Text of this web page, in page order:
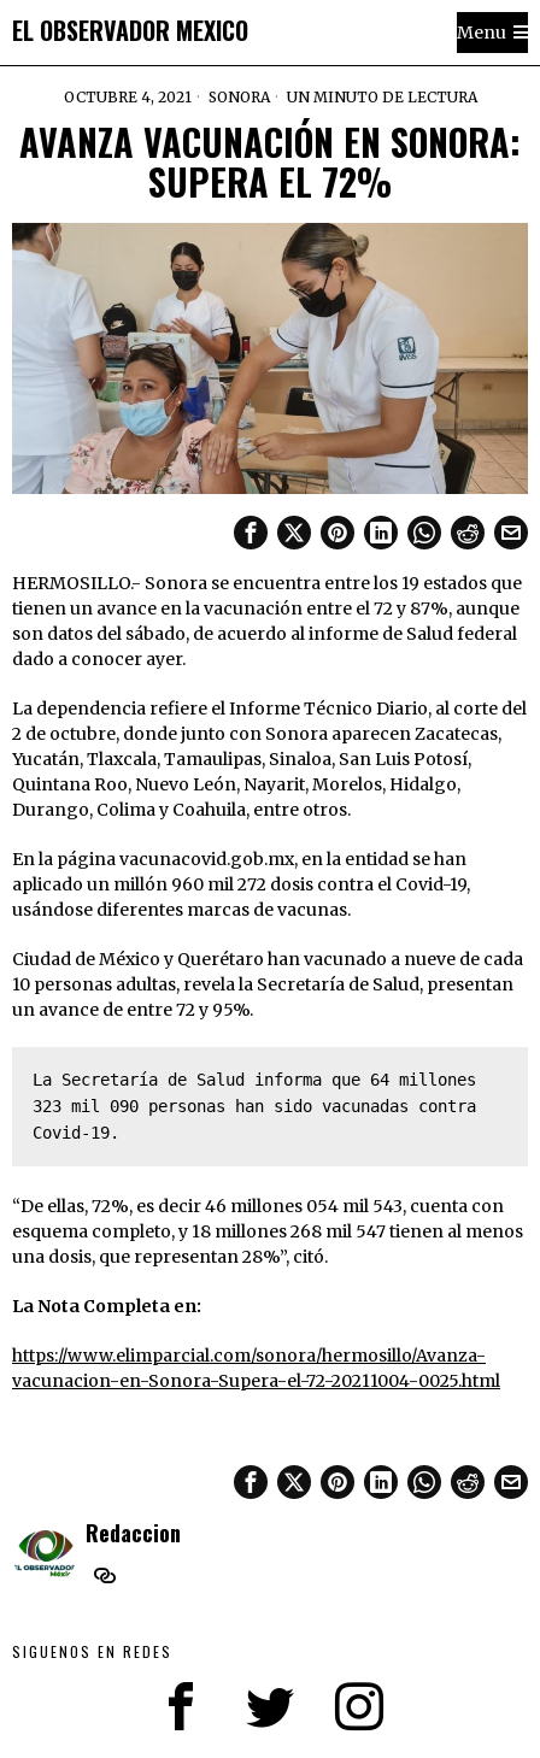
EL OBSERVADOR MEXICO Menu
OCTUBRE 4, 2021 SONORA UN MINUTO DE LECTURA
AVANZA VACUNACIÓN EN SONORA:
SUPERA EL 72%
HERMOSILLO.- Sonora se encuentra entre los 19 estados que
tienen un avance en la vacunación entre el 72 y 87%, aunque
son datos del sábado, de acuerdo al informe de Salud federal
dado a conocer ayer.
La dependencia refiere el Informe Técnico Diario, al corte del
2 de octubre, donde junto con Sonora aparecen Zacatecas,
Yucatán, Tlaxcala, Tamaulipas, Sinaloa, San Luis Potosí,
Quintana Roo, Nuevo León, Nayarit, Morelos, Hidalgo,
Durango, Colima y Coahuila, entre otros.
En la página vacunacovid.gob.mx, en la entidad se han
aplicado un millón 960 mil 272 dosis contra el Covid-19,
usándose diferentes marcas de vacunas.
Ciudad de México y Querétaro han vacunado a nueve de cada
10 personas adultas, revela la Secretaría de Salud, presentan
un avance de entre 72 y 95%.
La Secretaría de Salud informa que 64 millones
323 mil 090 personas han sido vacunadas contra
Covid-19.
“De ellas, 72%, es decir 46 millones 054 mil 543, cuenta con
esquema completo, y 18 millones 268 mil 547 tienen al menos
una dosis, que representan 28%”, citó.
La Nota Completa en:
https://www.elimparcial.com/sonora/hermosillo/Avanza-
vacunacion-en-Sonora-Supera-el-72-20211004-0025.html
Redaccion
SIGUENOS EN REDES